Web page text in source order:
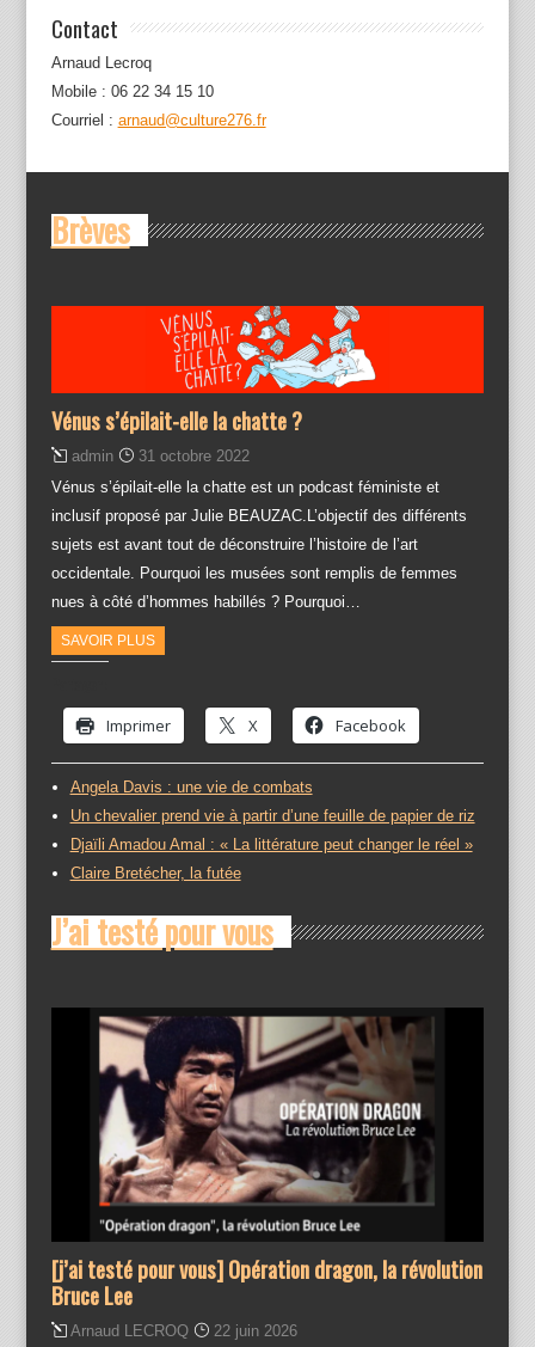
Contact
Arnaud Lecroq
Mobile : 06 22 34 15 10
Courriel : arnaud@culture276.fr
Brèves
Vénus s’épilait-elle la chatte ?
admin
31 octobre 2022
Vénus s’épilait-elle la chatte est un podcast féministe et
inclusif proposé par Julie BEAUZAC.L’objectif des différents
sujets est avant tout de déconstruire l’histoire de l’art
occidentale. Pourquoi les musées sont remplis de femmes
nues à côté d’hommes habillés ? Pourquoi…
SAVOIR PLUS
Imprimer X Facebook
Angela Davis : une vie de combats
Un chevalier prend vie à partir d’une feuille de papier de riz
Djaïli Amadou Amal : « La littérature peut changer le réel »
Claire Bretécher, la futée
J’ai testé pour vous
[j’ai testé pour vous] Opération dragon, la révolution
Bruce Lee
Arnaud LECROQ 22 juin 2026